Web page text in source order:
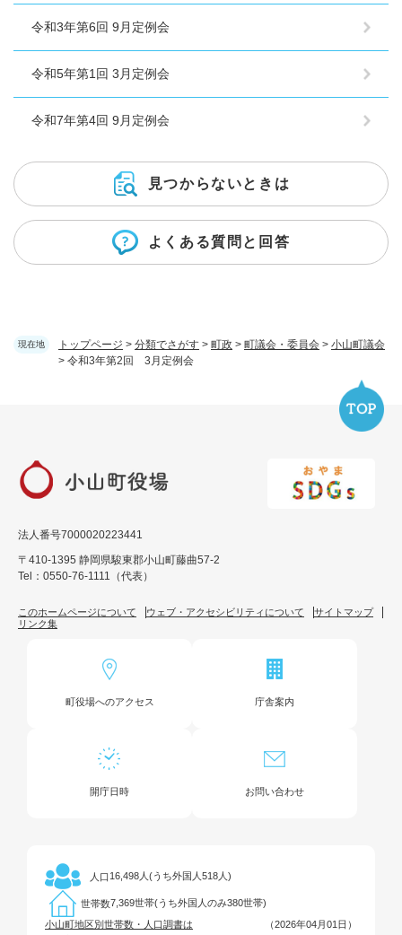
現在地 トップページ > 分類でさがす > 町政 > 町議会・委員会 > 小山町議会
> 令和3年第2回 3月定例会
令和3年第6回 9月定例会
令和5年第1回 3月定例会
令和7年第4回 9月定例会
見つからないときは
よくある質問と回答
法人番号7000020223441
〒410-1395 静岡県駿東郡小山町藤曲57-2
Tel：0550-76-1111（代表）
このホームページについて ウェブ・アクセシビリティについて
サイトマップ
リンク集
町役場へのアクセス 庁舎案内
開庁日時 お問い合わせ
人口 16,498人(うち外国人518人)
世帯数7,369世帯(うち外国人のみ380世帯)
小山町地区別世帯数・人口調書は
（2026年04月01日）